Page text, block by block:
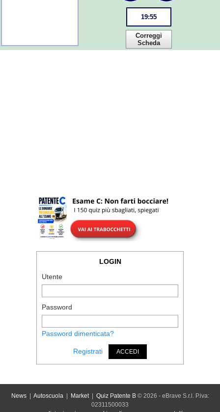
19:55
Correggi
Scheda
LOGIN
Utente
Password
Password dimenticata?
Registrati ACCEDI
News| Autoscuola| Market| Quiz Patente B© 2026 - eBrave S.r.l. P.iva:
02311500033